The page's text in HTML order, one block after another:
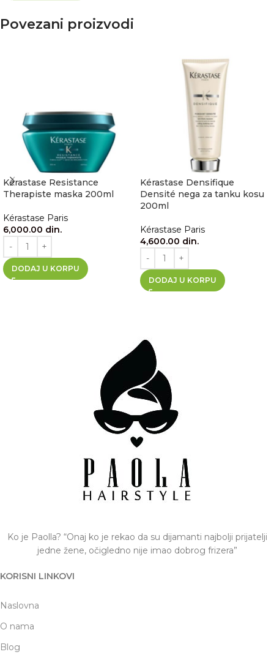
Povezani proizvodi
Kérastase Resistance
Therapiste maska 200ml
Kérastase Paris
6,000.00 din.
DODAJ U KORPU
Kérastase Densifique
Densité nega za tanku kosu
200ml
Kérastase Paris
4,600.00 din.
DODAJ U KORPU
Ko je Paolla? “Onaj ko je rekao da su dijamanti najbolji prijatelji
jedne žene, očigledno nije imao dobrog frizera”
KORISNI LINKOVI
Naslovna
O nama
Blog